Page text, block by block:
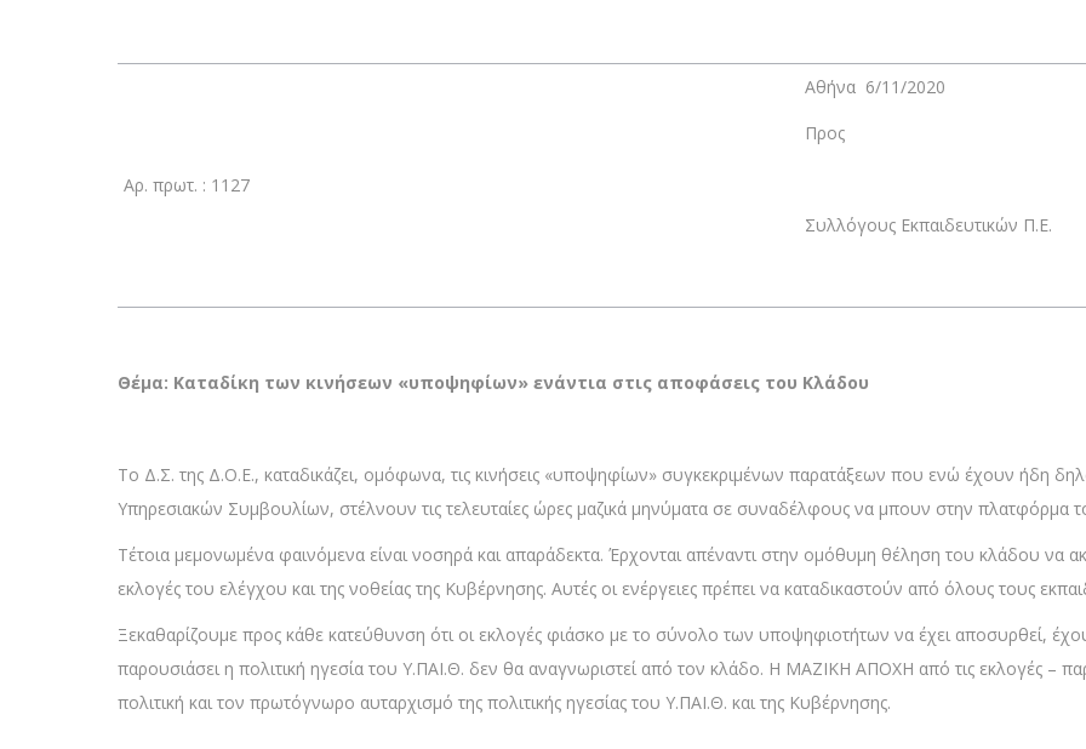
Αρ. πρωτ. : 1127
Αθήνα 6/11/2020
Προς
Συλλόγους Εκπαιδευτικών Π.Ε.
Θέμα: Καταδίκη των κινήσεων «υποψηφίων» ενάντια στις αποφάσεις του Κλάδου
Το Δ.Σ. της Δ.Ο.Ε., καταδικάζει, ομόφωνα, τις κινήσεις «υποψηφίων» συγκεκριμένων παρατάξεων που ενώ έχουν ήδη
Υπηρεσιακών Συμβουλίων, στέλνουν τις τελευταίες ώρες μαζικά μηνύματα σε συναδέλφους να μπουν στην πλατφόρμα
Τέτοια μεμονωμένα φαινόμενα είναι νοσηρά και απαράδεκτα. Έρχονται απέναντι στην ομόθυμη θέληση του κλάδου να
εκλογές του ελέγχου και της νοθείας της Κυβέρνησης. Αυτές οι ενέργειες πρέπει να καταδικαστούν από όλους τους
Ξεκαθαρίζουμε προς κάθε κατεύθυνση ότι οι εκλογές φιάσκο με το σύνολο των υποψηφιοτήτων να έχει αποσυρθεί,
παρουσιάσει η πολιτική ηγεσία του Υ.ΠΑΙ.Θ. δεν θα αναγνωριστεί από τον κλάδο. Η ΜΑΖΙΚΗ ΑΠΟΧΗ από τις εκλογές –
πολιτική και τον πρωτόγνωρο αυταρχισμό της πολιτικής ηγεσίας του Υ.ΠΑΙ.Θ. και της Κυβέρνησης.